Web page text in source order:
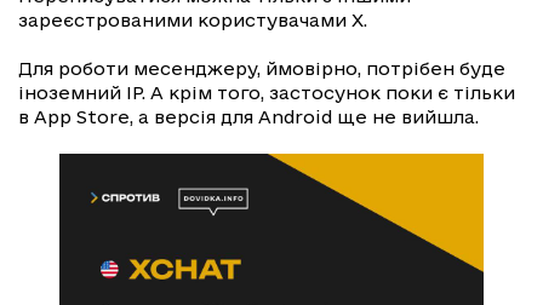
зареєстрованими користувачами X.
Для роботи месенджеру, ймовірно, потрібен буде
іноземний IP. А крім того, застосунок поки є тільки
в App Store, а версія для Android ще не вийшла.